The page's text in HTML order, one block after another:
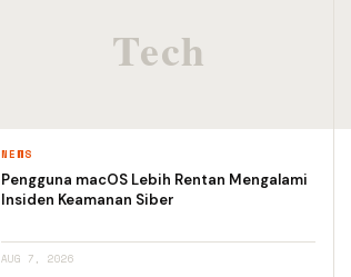
NEWS
Pengguna macOS Lebih Rentan Mengalami
Insiden Keamanan Siber
AUG 7, 2026